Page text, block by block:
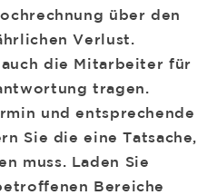
über den
Verlust.
auch die Mitarbeiter für
tragen.
und entsprechende
Sie die eine Tatsache,
muss. Laden Sie
Bereiche